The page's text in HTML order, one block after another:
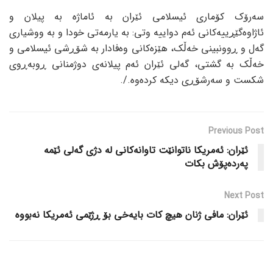
سەرۆک کۆماری ئیسلامی ئێران بە ئاماژە بە پیلان و
ئاژاوەگێڕییەکانی ئەم دواییە وتی: بە یارمەتی خودا و بە ووشیاری
گەل و ڕوونبینی خەڵک، هێزەکانی وەفادار بە شۆڕشی ئیسلامی و
خەڵک بە گشتی، گەلی ئێران ئەم پیلانەی دوژمنانی ڕوبەڕوی
شکست و سەرشۆڕی دیکە کردەوە./.
Previous Post
ئێران: ئەمریکا ناتوانێت تاوانەکانی لە دژی گەلی ئێمە
پەردەپۆش بکات
Next Post
ئێران: مافی ژنان هیچ کات بایەخی بۆ ڕژێمی ئەمریکا نەبووە